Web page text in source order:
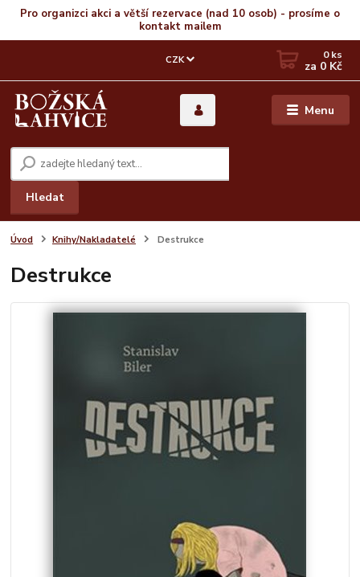
Pro organizci akci a větší rezervace (nad 10 osob) - prosíme o
kontakt mailem
Menu
CZK
Hledat
0ks
za 0 Kč
Úvod Knihy/Nakladatelé Destrukce
Destrukce